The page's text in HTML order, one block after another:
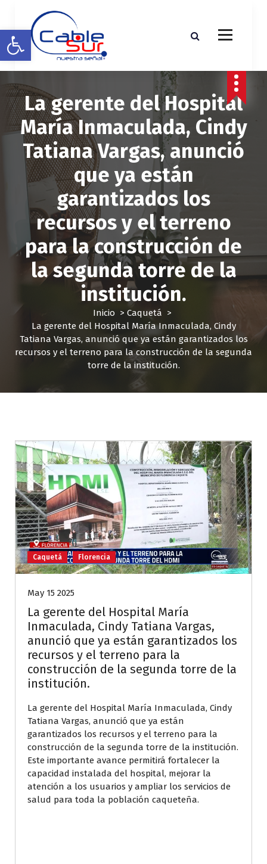
Abrir barra de herramientas
l
a
r
La gerente del Hospital
María Inmaculada, Cindy
Tatiana Vargas, anunció
que ya están
garantizados los
recursos y el terreno
para la construcción de
la segunda torre de la
institución.
Inicio > Caquetá >
La gerente del Hospital María Inmaculada, Cindy
Tatiana Vargas, anunció que ya están garantizados los
recursos y el terreno para la construcción de la segunda
torre de la institución.
Caquetá Florencia
May 15 2025
La gerente del Hospital María
Inmaculada, Cindy Tatiana Vargas,
anunció que ya están garantizados los
recursos y el terreno para la
construcción de la segunda torre de la
institución.
La gerente del Hospital María Inmaculada, Cindy
Tatiana Vargas, anunció que ya están
garantizados los recursos y el terreno para la
construcción de la segunda torre de la institución.
Este importante avance permitirá fortalecer la
capacidad instalada del hospital, mejorar la
atención a los usuarios y ampliar los servicios de
salud para toda la población caqueteña.